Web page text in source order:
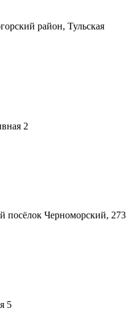
район, Тульская
2
посёлок Черноморский, 273
5